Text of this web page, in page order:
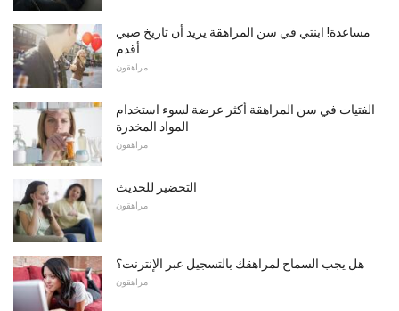
مساعدة! ابنتي في سن المراهقة يريد أن تاريخ صبي
أقدم
مراهقون
الفتيات في سن المراهقة أكثر عرضة لسوء استخدام
المواد المخدرة
مراهقون
التحضير للحديث
مراهقون
هل يجب السماح لمراهقك بالتسجيل عبر الإنترنت؟
مراهقون